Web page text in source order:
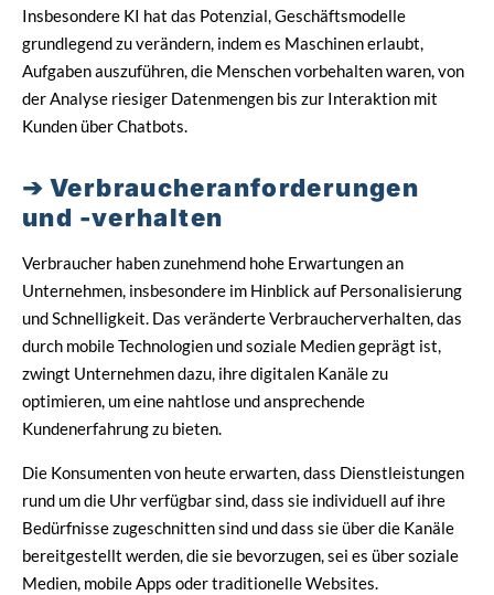
Insbesondere KI hat das Potenzial, Geschäftsmodelle
grundlegend zu verändern, indem es Maschinen erlaubt,
Aufgaben auszuführen, die Menschen vorbehalten waren, von
der Analyse riesiger Datenmengen bis zur Interaktion mit
Kunden über Chatbots.
Verbraucheranforderungen
und -verhalten
Verbraucher haben zunehmend hohe Erwartungen an
Unternehmen, insbesondere im Hinblick auf Personalisierung
und Schnelligkeit. Das veränderte Verbraucherverhalten, das
durch mobile Technologien und soziale Medien geprägt ist,
zwingt Unternehmen dazu, ihre digitalen Kanäle zu
optimieren, um eine nahtlose und ansprechende
Kundenerfahrung zu bieten.
Die Konsumenten von heute erwarten, dass Dienstleistungen
rund um die Uhr verfügbar sind, dass sie individuell auf ihre
Bedürfnisse zugeschnitten sind und dass sie über die Kanäle
bereitgestellt werden, die sie bevorzugen, sei es über soziale
Medien, mobile Apps oder traditionelle Websites.